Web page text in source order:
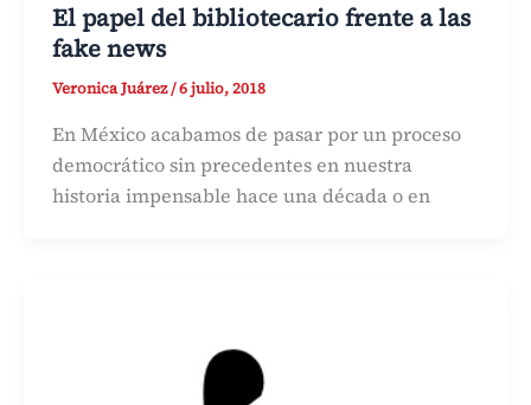
El papel del bibliotecario frente a las
fake news
Veronica Juárez/6 julio, 2018
En México acabamos de pasar por un proceso
democrático sin precedentes en nuestra
historia impensable hace una década o en